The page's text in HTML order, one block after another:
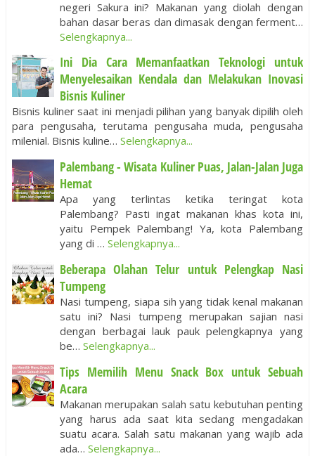
negeri Sakura ini? Makanan yang diolah dengan
bahan dasar beras dan dimasak dengan ferment…
Selengkapnya...
Ini Dia Cara Memanfaatkan Teknologi untuk
Menyelesaikan Kendala dan Melakukan Inovasi
Bisnis Kuliner
Bisnis kuliner saat ini menjadi pilihan yang banyak dipilih oleh
para pengusaha, terutama pengusaha muda, pengusaha
milenial. Bisnis kuline… Selengkapnya...
Palembang - Wisata Kuliner Puas, Jalan-Jalan Juga
Hemat
Apa yang terlintas ketika teringat kota
Palembang? Pasti ingat makanan khas kota ini,
yaitu Pempek Palembang! Ya, kota Palembang
yang di … Selengkapnya...
Beberapa Olahan Telur untuk Pelengkap Nasi
Tumpeng
Nasi tumpeng, siapa sih yang tidak kenal makanan
satu ini? Nasi tumpeng merupakan sajian nasi
dengan berbagai lauk pauk pelengkapnya yang
be… Selengkapnya...
Tips Memilih Menu Snack Box untuk Sebuah
Acara
Makanan merupakan salah satu kebutuhan penting
yang harus ada saat kita sedang mengadakan
suatu acara. Salah satu makanan yang wajib ada
ada… Selengkapnya...